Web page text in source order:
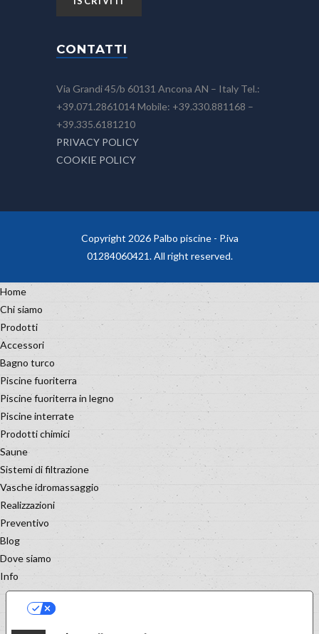
CONTATTI
Via Grandi 45/b 60131 Ancona AN – Italy Tel.:
+39.071.2861014 Mobile: +39.330.881168 –
+39.335.6181210
PRIVACY POLICY
COOKIE POLICY
Copyright 2026 Palbo piscine - P.iva
01284060421. All right reserved.
Home
Chi siamo
Prodotti
Accessori
Bagno turco
Piscine fuoriterra
Piscine fuoriterra in legno
Piscine interrate
Prodotti chimici
Saune
Sistemi di filtrazione
Vasche idromassaggio
Realizzazioni
Preventivo
Blog
Dove siamo
Info